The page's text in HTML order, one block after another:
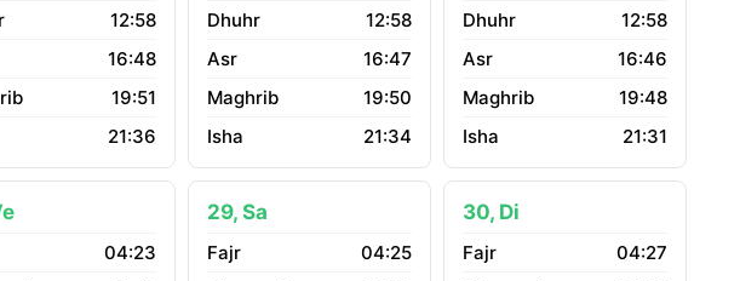
12:58
16:48
19:51
21:36
12:58
16:47
19:50
21:34
12:58
16:46
19:48
21:31
04:23
29, Sa
04:25
30, Di
04:27